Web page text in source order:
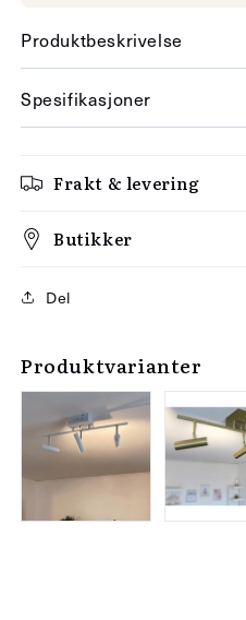
Produktbeskrivelse
Spesifikasjoner
Frakt & levering
Butikker
Del
Produktvarianter